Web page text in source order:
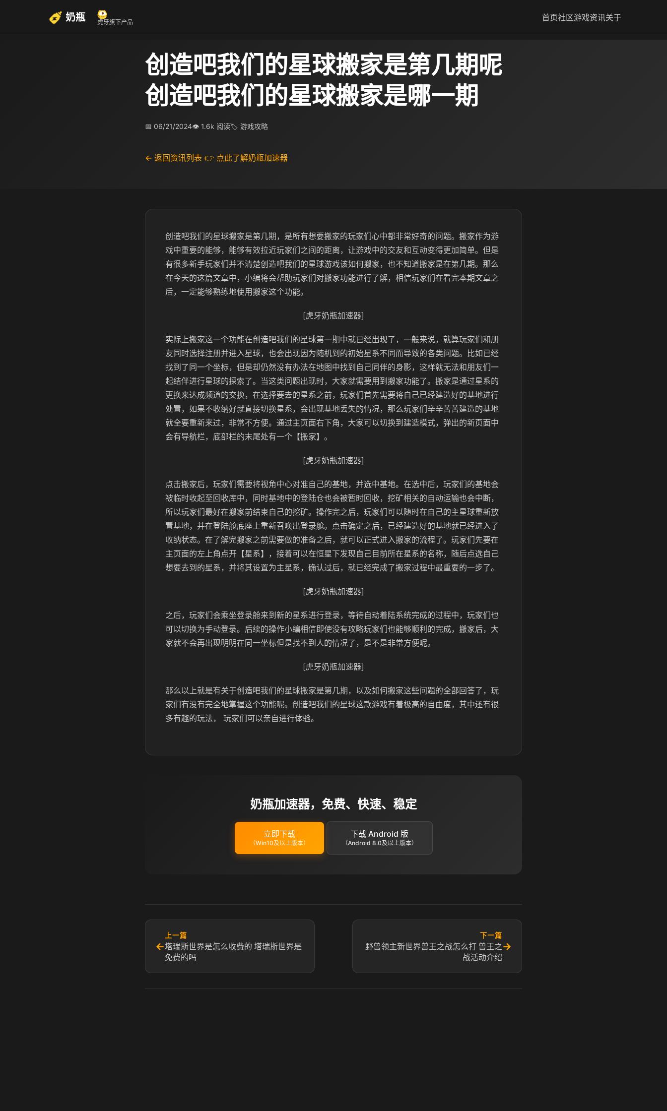
奶瓶 虎牙旗下产品 首页社区游戏资讯关于
创造吧我们的星球搬家是第几期呢
创造吧我们的星球搬家是哪一期
📅 06/21/2024👁 1.6k 阅读🏷 游戏攻略
← 返回资讯列表 👉 点此了解奶瓶加速器
创造吧我们的星球搬家是第几期，是所有想要搬家的玩家们心中都非常好奇的问题。搬家作为游
戏中重要的能够，能够有效拉近玩家们之间的距离，让游戏中的交友和互动变得更加简单。但是
有很多新手玩家们并不清楚创造吧我们的星球游戏该如何搬家，也不知道搬家是在第几期。那么
在今天的这篇文章中，小编将会帮助玩家们对搬家功能进行了解，相信玩家们在看完本期文章之
后，一定能够熟练地使用搬家这个功能。
[虎牙奶瓶加速器]
实际上搬家这一个功能在创造吧我们的星球第一期中就已经出现了，一般来说，就算玩家们和朋
友同时选择注册并进入星球，也会出现因为随机到的初始星系不同而导致的各类问题。比如已经
找到了同一个坐标，但是却仍然没有办法在地图中找到自己同伴的身影，这样就无法和朋友们一
起结伴进行星球的探索了。当这类问题出现时，大家就需要用到搬家功能了。搬家是通过星系的
更换来达成频道的交换，在选择要去的星系之前，玩家们首先需要将自己已经建造好的基地进行
处置，如果不收纳好就直接切换星系，会出现基地丢失的情况，那么玩家们辛辛苦苦建造的基地
就全要重新来过，非常不方便。通过主页面右下角，大家可以切换到建造模式，弹出的新页面中
会有导航栏，底部栏的末尾处有一个【搬家】。
[虎牙奶瓶加速器]
点击搬家后，玩家们需要将视角中心对准自己的基地，并选中基地。在选中后，玩家们的基地会
被临时收起至回收库中，同时基地中的登陆仓也会被暂时回收，挖矿相关的自动运输也会中断，
所以玩家们最好在搬家前结束自己的挖矿。操作完之后，玩家们可以随时在自己的主星球重新放
置基地，并在登陆舱底座上重新召唤出登录舱。点击确定之后，已经建造好的基地就已经进入了
收纳状态。在了解完搬家之前需要做的准备之后，就可以正式进入搬家的流程了。玩家们先要在
主页面的左上角点开【星系】，接着可以在恒星下发现自己目前所在星系的名称，随后点选自己
想要去到的星系，并将其设置为主星系，确认过后，就已经完成了搬家过程中最重要的一步了。
[虎牙奶瓶加速器]
之后，玩家们会乘坐登录舱来到新的星系进行登录，等待自动着陆系统完成的过程中，玩家们也
可以切换为手动登录。后续的操作小编相信即使没有攻略玩家们也能够顺利的完成，搬家后，大
家就不会再出现明明在同一坐标但是找不到人的情况了，是不是非常方便呢。
[虎牙奶瓶加速器]
那么以上就是有关于创造吧我们的星球搬家是第几期，以及如何搬家这些问题的全部回答了，玩
家们有没有完全地掌握这个功能呢。创造吧我们的星球这款游戏有着极高的自由度，其中还有很
多有趣的玩法， 玩家们可以亲自进行体验。
奶瓶加速器，免费、快速、稳定
立即下载
（Win10及以上版本）
下载 Android 版
（Android 8.0及以上版本）
←
上一篇
塔瑞斯世界是怎么收费的 塔瑞斯世界是
免费的吗
下一篇
野兽领主新世界兽王之战怎么打 兽王之
战活动介绍
→